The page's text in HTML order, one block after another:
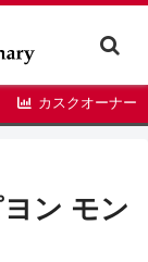
カスクオーナー
ン モン